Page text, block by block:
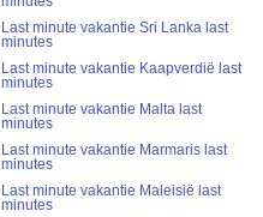
Last minute vakantie Sri Lanka last
minutes
Last minute vakantie Kaapverdië last
minutes
Last minute vakantie Malta last
minutes
Last minute vakantie Marmaris last
minutes
Last minute vakantie Maleisië last
minutes